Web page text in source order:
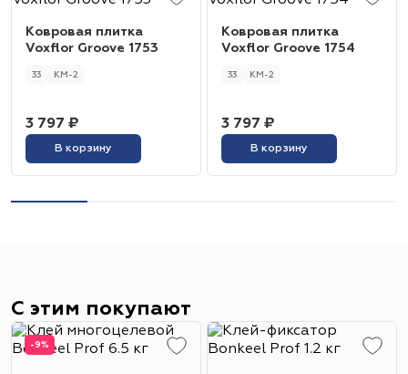
Ковровая плитка
Voxflor Groove 1753
33 КМ-2
3 797 ₽
В корзину
Ковровая плитка
Voxflor Groove 1754
33 КМ-2
3 797 ₽
В корзину
С этим покупают
-9%